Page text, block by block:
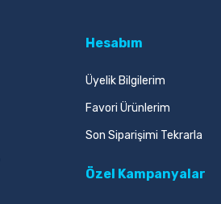
Hesabım
Üyelik Bilgilerim
Favori Ürünlerim
Son Siparişimi Tekrarla
Özel Kampanyalar